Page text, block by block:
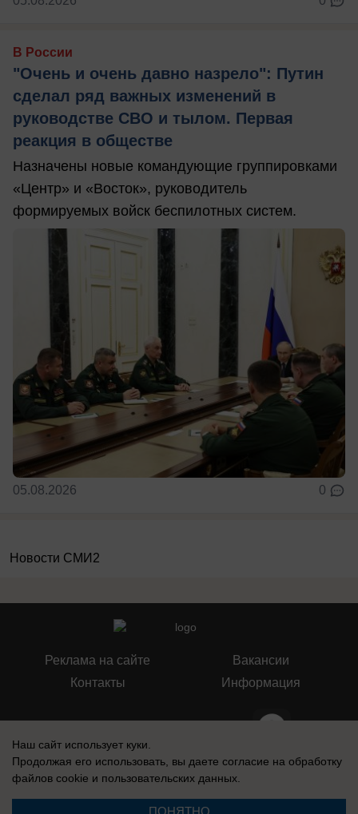
В России
"Очень и очень давно назрело": Путин
сделал ряд важных изменений в
руководстве СВО и тылом. Первая
реакция в обществе
Назначены новые командующие группировками
«Центр» и «Восток», руководитель
формируемых войск беспилотных систем.
05.08.2026 0
Новости СМИ2
Реклама на сайте
Контакты
Вакансии
Информация
СМИ Блокнот Ставрополь зарегистрировано Федеральной службой по
надзору в сфере связи, информационных технологий и массовых
Эл № ФС77-76032 от 12 июля 2019 г. (Первоначальное свидетельство
Наш сайт использует куки.
Продолжая его использовать, вы даете согласие на обработку
файлов cookie и пользовательских данных.
ПОНЯТНО